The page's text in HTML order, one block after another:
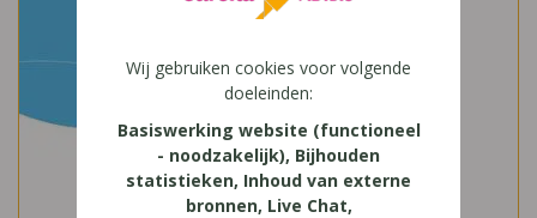
Wij gebruiken cookies voor volgende
doeleinden:
Basiswerking website (functioneel
- noodzakelijk), Bijhouden
statistieken, Inhoud van externe
bronnen, Live Chat,